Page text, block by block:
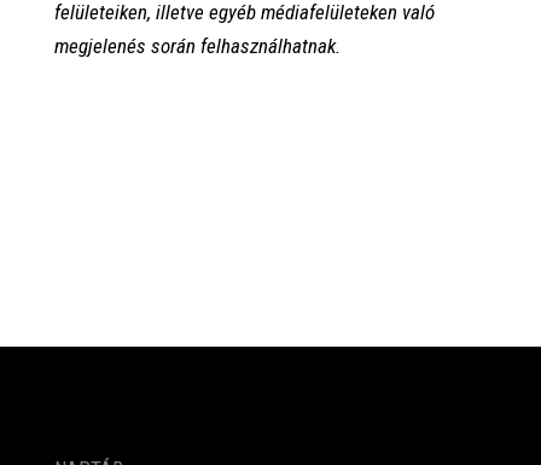
felületeiken, illetve egyéb médiafelületeken való
megjelenés során felhasználhatnak.